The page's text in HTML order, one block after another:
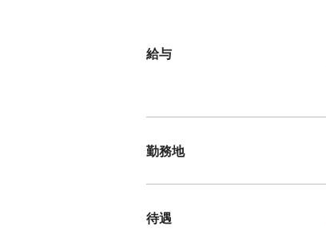
給与
勤務地
待遇